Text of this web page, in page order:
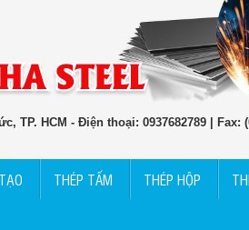
TP. HCM - Điện thoại: 0937682789 | Fax:
THÉP TẤM THÉP HỘP